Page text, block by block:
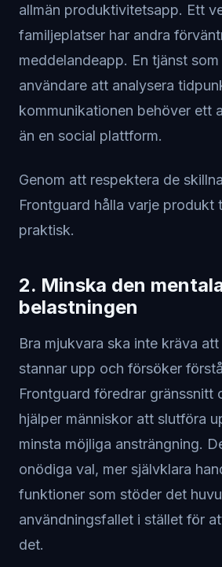
allmän produktivitetsapp. Ett
familjeplatser har andra
meddelandeapp. En tjänst
användare att analysera
kommunikationen behöver ett
än en social plattform.
Genom att respektera de
Frontguard hålla varje produkt
praktisk.
2. Minska den
belastningen
Bra mjukvara ska inte kräva
stannar upp och försöker
Frontguard föredrar gränssnitt
hjälper människor att slutföra
minsta möjliga ansträngning.
onödiga val, mer självklara
funktioner som stöder det
användningsfallet i stället för
det.